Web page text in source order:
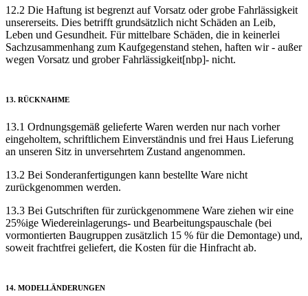
12.2 Die Haftung ist begrenzt auf Vorsatz oder grobe Fahrlässigkeit
unsererseits. Dies betrifft grundsätzlich nicht Schäden an Leib,
Leben und Gesundheit. Für mittelbare Schäden, die in keinerlei
Sach­zusammen­hang zum Kauf­gegen­stand stehen, haften wir - außer
wegen Vorsatz und grober Fahrlässigkeit[nbp]- nicht.
13. RÜCKNAHME
13.1 Ordnungsgemäß gelieferte Waren werden nur nach vorher
eingeholtem, schriftlichem Einverständnis und frei Haus Lieferung
an unseren Sitz in unversehrtem Zustand angenommen.
13.2 Bei Sonder­anfertigungen kann bestellte Ware nicht
zurückgenommen werden.
13.3 Bei Gutschriften für zurück­genommene Ware ziehen wir eine
25%ige Wieder­einlagerungs- und Be­arbeitungs­pauschale (bei
vormontierten Baugruppen zusätzlich 15 % für die Demontage) und,
soweit frachtfrei geliefert, die Kosten für die Hinfracht ab.
14. MODELL­ÄNDERUNGEN